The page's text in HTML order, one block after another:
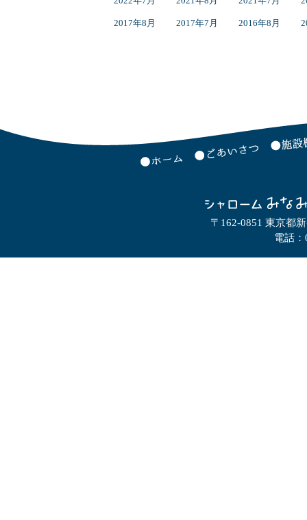
2017年8月 2017年7月 2016年8月
〒162-0851 東京都
電話